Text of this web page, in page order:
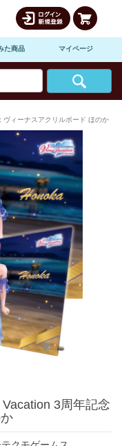
た商品 マイページ
ィーナスアクリルボード ほのか
3周年記念